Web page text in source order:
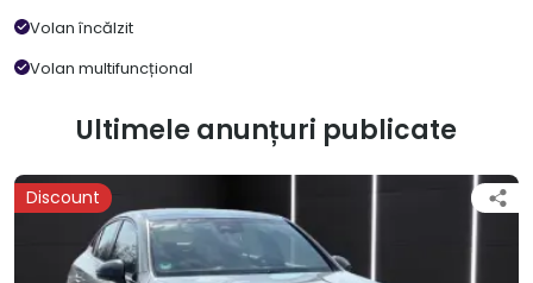
Volan încălzit
Volan multifuncțional
Ultimele anunțuri publicate
Discount